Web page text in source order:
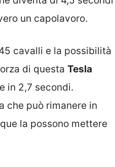
un capolavoro.
cavalli e la possibilità
di questa Tesla
in 2,7 secondi.
che può rimanere in
la possono mettere